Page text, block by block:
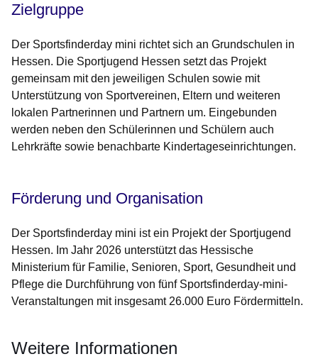
Zielgruppe
Der Sportsfinderday mini richtet sich an Grundschulen in
Hessen. Die Sportjugend Hessen setzt das Projekt
gemeinsam mit den jeweiligen Schulen sowie mit
Unterstützung von Sportvereinen, Eltern und weiteren
lokalen Partnerinnen und Partnern um. Eingebunden
werden neben den Schülerinnen und Schülern auch
Lehrkräfte sowie benachbarte Kindertageseinrichtungen.
Förderung und Organisation
Der Sportsfinderday mini ist ein Projekt der Sportjugend
Hessen. Im Jahr 2026 unterstützt das Hessische
Ministerium für Familie, Senioren, Sport, Gesundheit und
Pflege die Durchführung von fünf Sportsfinderday-mini-
Veranstaltungen mit insgesamt 26.000 Euro Fördermitteln.
Weitere Informationen